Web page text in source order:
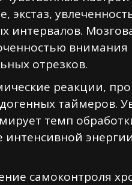
экстаз,
интервалов.
внимания
отрезков.
реакции,
таймеров.
темп
интенсивной
самоконтроля